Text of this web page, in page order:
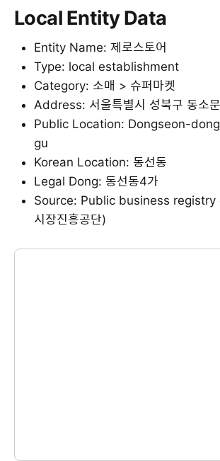
Local Entity Data
Entity Name: 제로스토어
Type: local establishment
Category: 소매 > 슈퍼마켓
Address: 서울특별시 성북구 동소
Public Location: Dongseon-
gu
Korean Location: 동선동
Legal Dong: 동선동4가
Source: Public business registry
시장진흥공단)